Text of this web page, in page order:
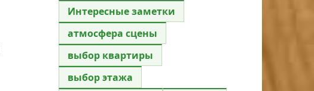
Интересные заметки
атмосфера сцены
выбор квартиры
выбор этажа